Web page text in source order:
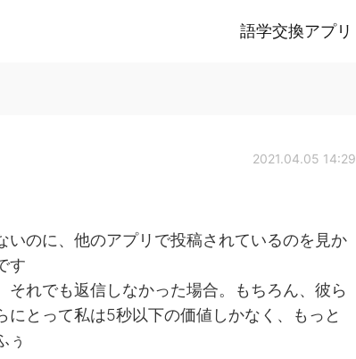
語学交換アプリ
2021.04.05 14:29
のに、他のアプリで投稿されているのを見か
す
れでも返信しなかった場合。もちろん、彼ら
とって私は5秒以下の価値しかなく、もっと
ぅ